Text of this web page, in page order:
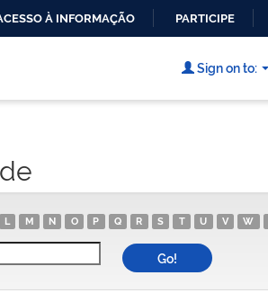
CONTEÚDO
À INFORMAÇÃO PARTICIPE
Sign on to:
L M N O P Q R S T U V W